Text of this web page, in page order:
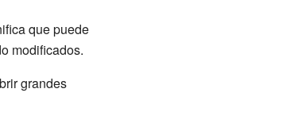
que puede
modificados.
grandes